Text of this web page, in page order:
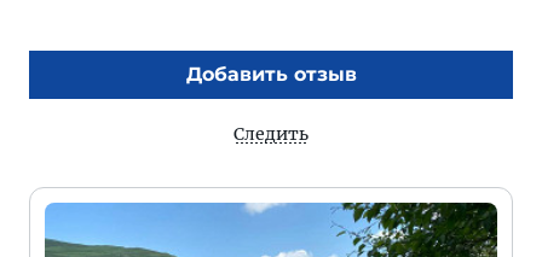
Добавить отзыв
Следить